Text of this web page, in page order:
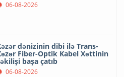
06-08-2026
dənizinin dibi ilə Trans-
Fiber-Optik Kabel Xəttinin
başa çatıb
06-08-2026